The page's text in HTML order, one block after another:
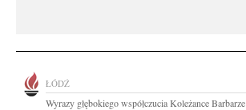
ŁÓDŹ
Wyrazy głębokiego współczucia Koleżance Barbarze